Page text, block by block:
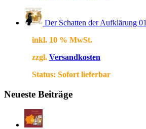
Der Schatten der Aufklärung 01
inkl. 10 % MwSt.
zzgl. Versandkosten
Status: Sofort lieferbar
Neueste Beiträge